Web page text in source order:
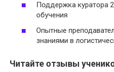
Поддержка куратора
обучения
Опытные
знаниями в
Читайте отзывы